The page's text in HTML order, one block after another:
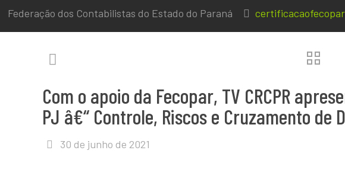
Federação dos Contabilistas do Estado do Paraná
Com o apoio da Fecopar, TV CRCPR
PJ â€“ Controle, Riscos e Cruzamento
30 de junho de 2021